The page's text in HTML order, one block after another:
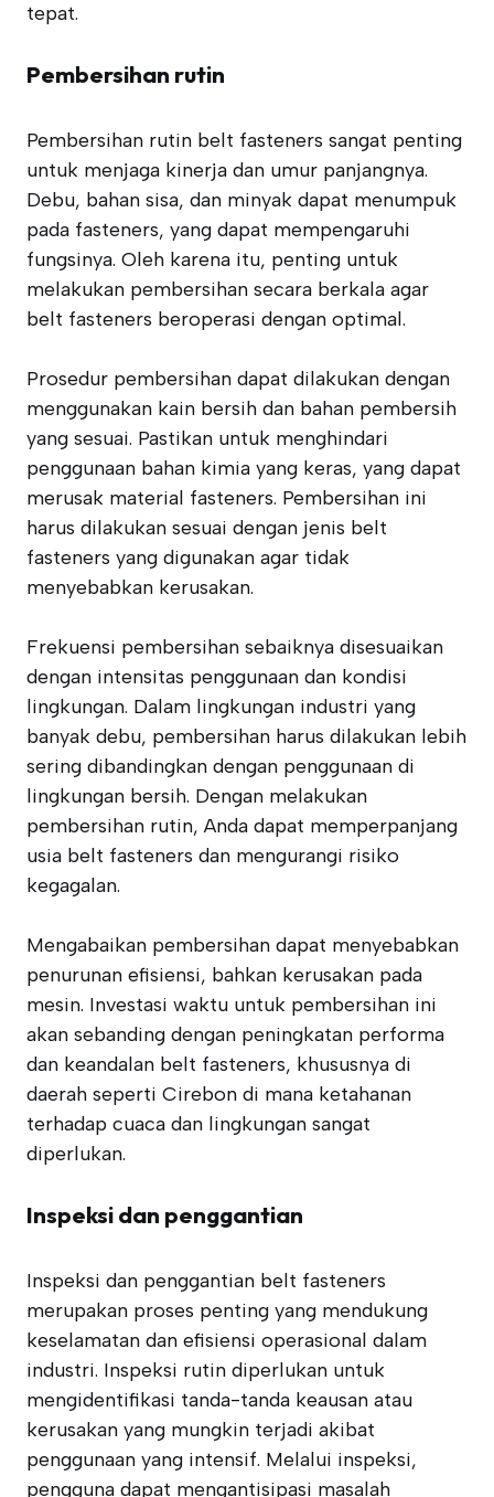
tepat.
Pembersihan rutin
Pembersihan rutin belt fasteners sangat penting
untuk menjaga kinerja dan umur panjangnya.
Debu, bahan sisa, dan minyak dapat menumpuk
pada fasteners, yang dapat mempengaruhi
fungsinya. Oleh karena itu, penting untuk
melakukan pembersihan secara berkala agar
belt fasteners beroperasi dengan optimal.
Prosedur pembersihan dapat dilakukan dengan
menggunakan kain bersih dan bahan pembersih
yang sesuai. Pastikan untuk menghindari
penggunaan bahan kimia yang keras, yang dapat
merusak material fasteners. Pembersihan ini
harus dilakukan sesuai dengan jenis belt
fasteners yang digunakan agar tidak
menyebabkan kerusakan.
Frekuensi pembersihan sebaiknya disesuaikan
dengan intensitas penggunaan dan kondisi
lingkungan. Dalam lingkungan industri yang
banyak debu, pembersihan harus dilakukan lebih
sering dibandingkan dengan penggunaan di
lingkungan bersih. Dengan melakukan
pembersihan rutin, Anda dapat memperpanjang
usia belt fasteners dan mengurangi risiko
kegagalan.
Mengabaikan pembersihan dapat menyebabkan
penurunan efisiensi, bahkan kerusakan pada
mesin. Investasi waktu untuk pembersihan ini
akan sebanding dengan peningkatan performa
dan keandalan belt fasteners, khususnya di
daerah seperti Cirebon di mana ketahanan
terhadap cuaca dan lingkungan sangat
diperlukan.
Inspeksi dan penggantian
Inspeksi dan penggantian belt fasteners
merupakan proses penting yang mendukung
keselamatan dan efisiensi operasional dalam
industri. Inspeksi rutin diperlukan untuk
mengidentifikasi tanda-tanda keausan atau
kerusakan yang mungkin terjadi akibat
penggunaan yang intensif. Melalui inspeksi,
pengguna dapat mengantisipasi masalah